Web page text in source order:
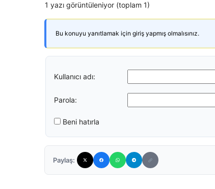
1 yazı görüntüleniyor (toplam 1)
Bu konuyu yanıtlamak için giriş yapmış olmalısınız.
Kullanıcı adı:
Parola:
Beni hatırla
Paylaş: